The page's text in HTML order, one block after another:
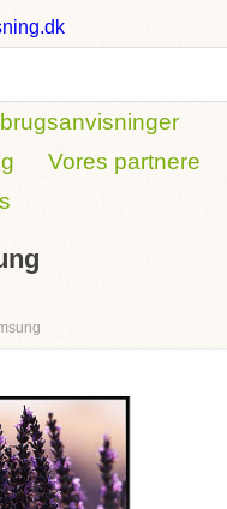
Vores partnere